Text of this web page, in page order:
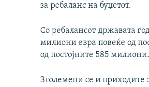
за ребаланс на буџетот.
Со ребалансот државата
милиони евра повеќе од
од постојните 585 милиони.
Зголемени се и приходите